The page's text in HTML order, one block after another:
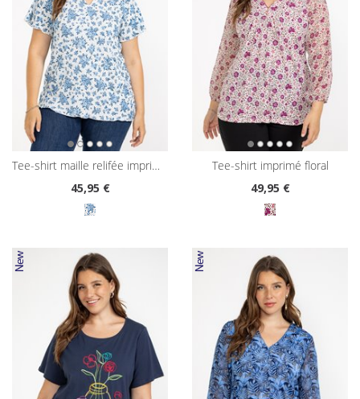
tee-shirt maille relifée imprimé floral
45,95 €
tee-shirt imprimé floral
49,95 €